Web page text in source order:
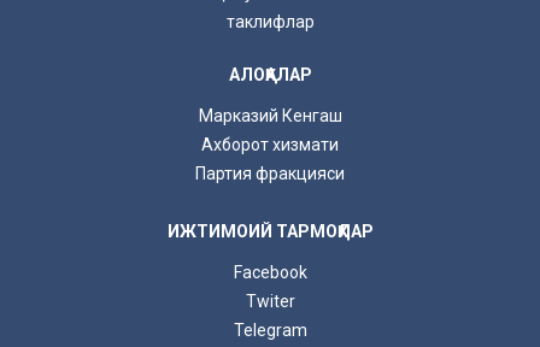
таклифлар
АЛОҚАЛАР
Марказий Кенгаш
Ахборот хизмати
Партия фракцияси
ИЖТИМОИЙ ТАРМОҚЛАР
Facebook
Twiter
Telegram